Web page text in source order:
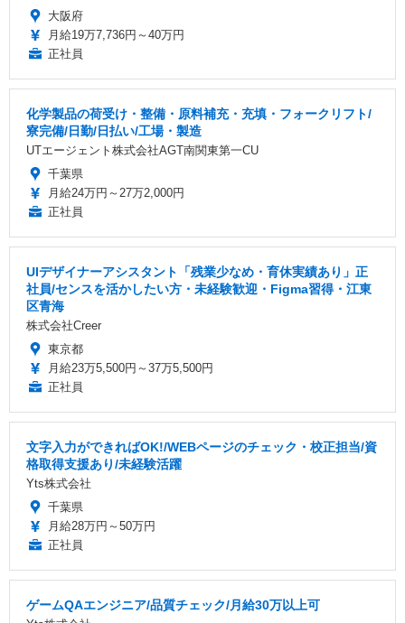
大阪府
月給19万7,736円～40万円
正社員
化学製品の荷受け・整備・原料補充・充填・フォークリフト/
寮完備/日勤/日払い/工場・製造
UTエージェント株式会社AGT南関東第一CU
千葉県
月給24万円～27万2,000円
正社員
UIデザイナーアシスタント「残業少なめ・育休実績あり」正
社員/センスを活かしたい方・未経験歓迎・Figma習得・江東
区青海
株式会社Creer
東京都
月給23万5,500円～37万5,500円
正社員
文字入力ができればOK!/WEBページのチェック・校正担当/資
格取得支援あり/未経験活躍
Yts株式会社
千葉県
月給28万円～50万円
正社員
ゲームQAエンジニア/品質チェック/月給30万以上可